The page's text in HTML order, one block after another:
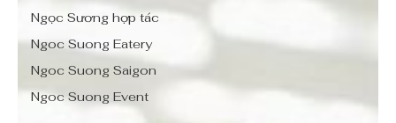
Ngọc Sương hợp tác
Ngoc Suong Eatery
Ngoc Suong Saigon
Ngoc Suong Event